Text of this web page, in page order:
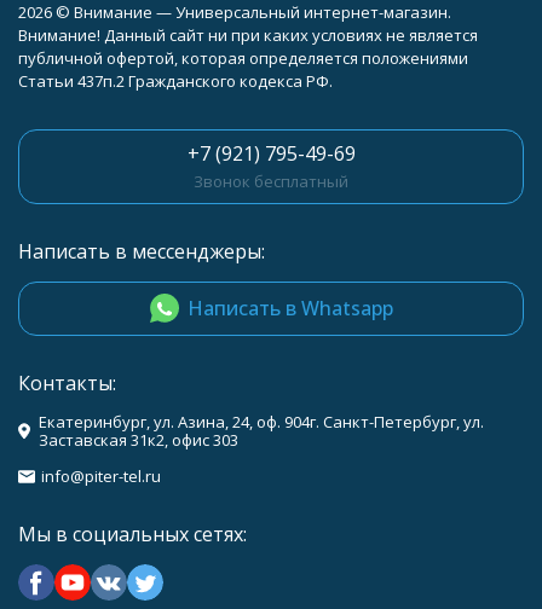
2026 © Внимание — Универсальный интернет-магазин.
Внимание! Данный сайт ни при каких условиях не является
публичной офертой, которая определяется положениями
Статьи 437п.2 Гражданского кодекса РФ.
+7 (921) 795-49-69
Звонок бесплатный
Написать в мессенджеры:
Написать в Whatsapp
Контакты:
Екатеринбург, ул. Азина, 24, оф. 904г. Санкт-Петербург, ул.
Заставская 31к2, офис 303
info@piter-tel.ru
Мы в социальных сетях: